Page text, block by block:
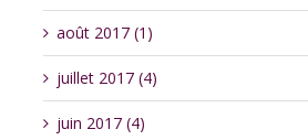
août 2017 (1)
juillet 2017 (4)
juin 2017 (4)